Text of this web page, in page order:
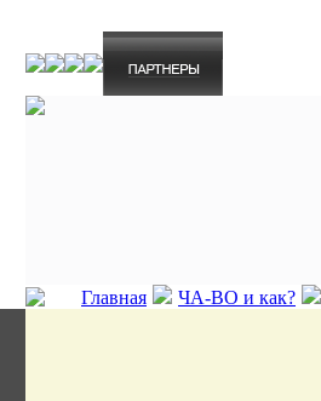
Главная
ЧА-ВО и как?